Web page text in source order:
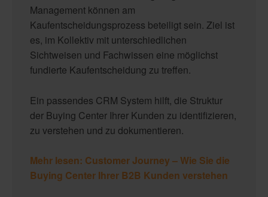
Management können am
Kaufentscheidungsprozess beteiligt sein. Ziel ist
es, im Kollektiv mit unterschiedlichen
Sichtweisen und Fachwissen eine möglichst
fundierte Kaufentscheidung zu treffen.
Ein passendes CRM System hilft, die Struktur
der Buying Center Ihrer Kunden zu identifizieren,
zu verstehen und zu dokumentieren.
Mehr lesen: Customer Journey – Wie Sie die
Buying Center Ihrer B2B Kunden verstehen